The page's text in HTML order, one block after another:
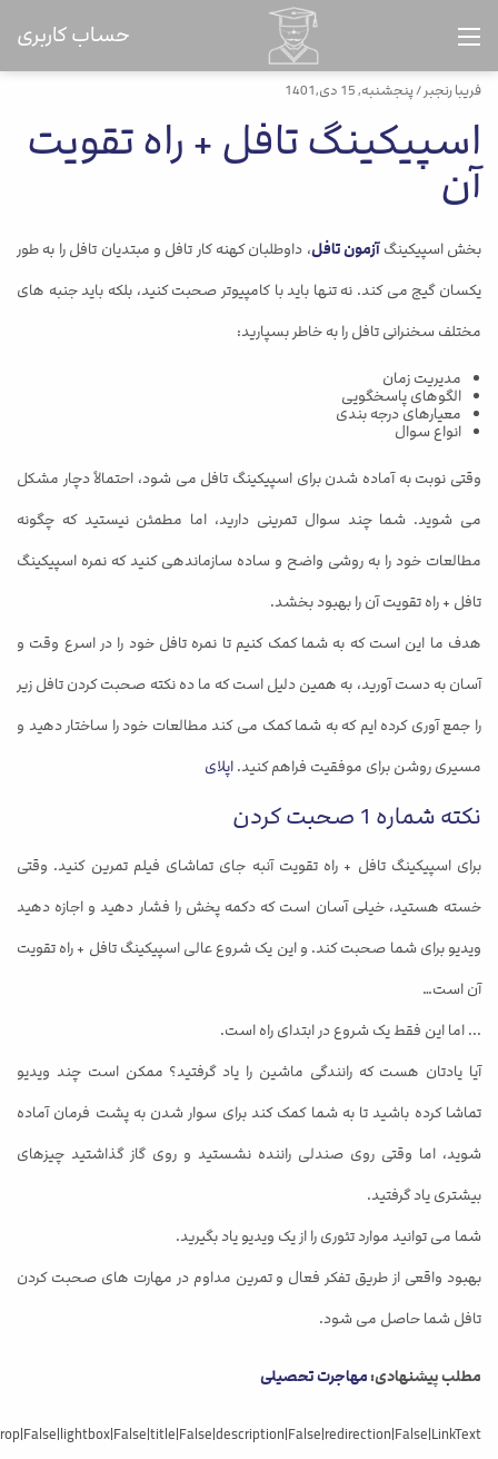
حساب کاربری
فریبا رنجبر / پنجشنبه, 15 دی,1401
اسپیکینگ تافل + راه تقویت
آن
بخش اسپیکینگآزمون تافل، داوطلبان کهنه کار تافل و مبتدیان تافل را به طور
یکسان گیج می کند. نه تنها باید با کامپیوتر صحبت کنید، بلکه باید جنبه های
مختلف سخنرانی تافل را به خاطر بسپارید:
مدیریت زمان
الگوهای پاسخگویی
معیارهای درجه بندی
انواع سوال
وقتی نوبت به آماده شدن برای اسپیکینگ تافل می شود، احتمالاً دچار مشکل
می شوید. شما چند سوال تمرینی دارید، اما مطمئن نیستید که چگونه
مطالعات خود را به روشی واضح و ساده سازماندهی کنید که نمره اسپیکینگ
تافل + راه تقویت آن را بهبود بخشد.
هدف ما این است که به شما کمک کنیم تا نمره تافل خود را در اسرع وقت و
آسان به دست آورید، به همین دلیل است که ما ده نکته صحبت کردن تافل زیر
را جمع آوری کرده ایم که به شما کمک می کند مطالعات خود را ساختار دهید و
مسیری روشن برای موفقیت فراهم کنید. اپلای
نکته شماره 1 صحبت کردن
برای اسپیکینگ تافل + راه تقویت آنبه جای تماشای فیلم تمرین کنید. وقتی
خسته هستید، خیلی آسان است که دکمه پخش را فشار دهید و اجازه دهید
ویدیو برای شما صحبت کند. و این یک شروع عالی اسپیکینگ تافل + راه تقویت
آن است…
... اما این فقط یک شروع در ابتدای راه است.
آیا یادتان هست که رانندگی ماشین را یاد گرفتید؟ ممکن است چند ویدیو
تماشا کرده باشید تا به شما کمک کند برای سوار شدن به پشت فرمان آماده
شوید، اما وقتی روی صندلی راننده نشستید و روی گاز گذاشتید چیزهای
بیشتری یاد گرفتید.
شما می توانید موارد تئوری را از یک ویدیو یاد بگیرید.
بهبود واقعی از طریق تفکر فعال و تمرین مداوم در مهارت های صحبت کردن
تافل شما حاصل می شود.
مطلب پیشنهادی:مهاجرت تحصیلی